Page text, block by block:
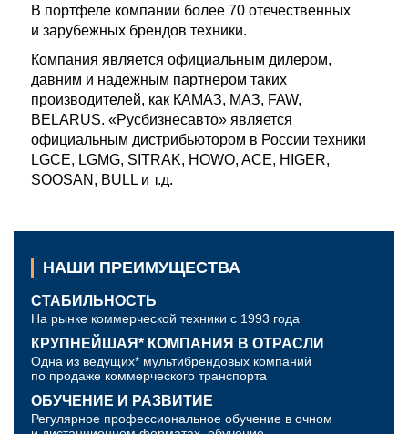
В портфеле компании более 70 отечественных
и зарубежных брендов техники.
Компания является официальным дилером,
давним и надежным партнером таких
производителей, как КАМАЗ, МАЗ, FAW,
BELARUS. «Русбизнесавто» является
официальным дистрибьютором в России техники
LGCE, LGMG, SITRAK, HOWO, ACE, HIGER,
SOOSAN, BULL и т.д.
НАШИ ПРЕИМУЩЕСТВА
СТАБИЛЬНОСТЬ
На рынке коммерческой техники с 1993 года
КРУПНЕЙШАЯ* КОМПАНИЯ В ОТРАСЛИ
Одна из ведущих* мультибрендовых компаний
по продаже коммерческого транспорта
ОБУЧЕНИЕ И РАЗВИТИЕ
Регулярное профессиональное обучение в очном